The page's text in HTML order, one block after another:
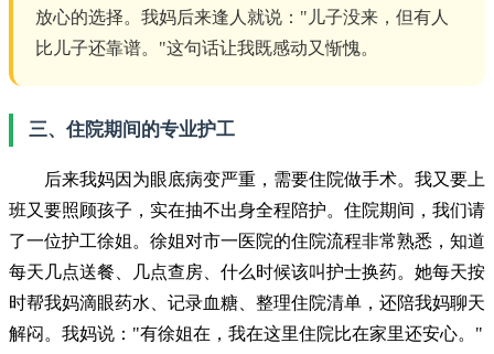
放心的选择。我妈后来逢人就说："儿子没来，但有人
比儿子还靠谱。"这句话让我既感动又惭愧。
三、住院期间的专业护工
后来我妈因为眼底病变严重，需要住院做手术。我又要上
班又要照顾孩子，实在抽不出身全程陪护。住院期间，我们请
了一位护工徐姐。徐姐对市一医院的住院流程非常熟悉，知道
每天几点送餐、几点查房、什么时候该叫护士换药。她每天按
时帮我妈滴眼药水、记录血糖、整理住院清单，还陪我妈聊天
解闷。我妈说："有徐姐在，我在这里住院比在家里还安心。"